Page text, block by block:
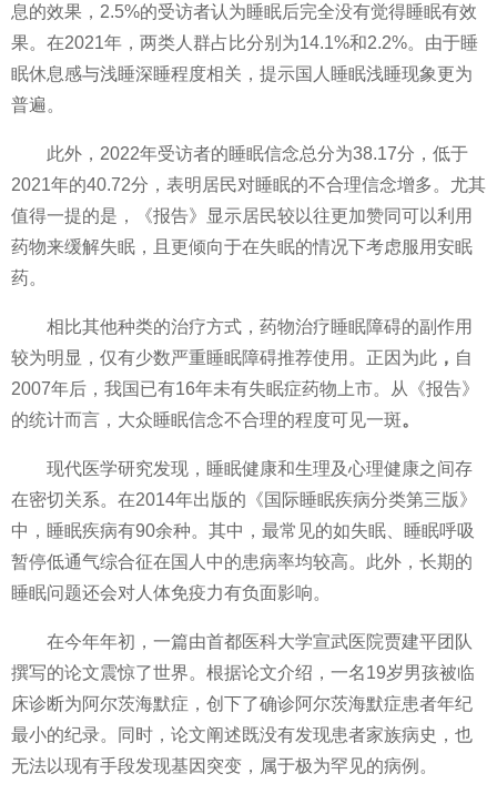
息的效果，2.5%的受访者认为睡眠后完全没有觉得睡眠有效
果。在2021年，两类人群占比分别为14.1%和2.2%。由于睡
眠休息感与浅睡深睡程度相关，提示国人睡眠浅睡现象更为
普遍。
此外，2022年受访者的睡眠信念总分为38.17分，低于
2021年的40.72分，表明居民对睡眠的不合理信念增多。尤其
值得一提的是，《报告》显示居民较以往更加赞同可以利用
药物来缓解失眠，且更倾向于在失眠的情况下考虑服用安眠
药。
相比其他种类的治疗方式，药物治疗睡眠障碍的副作用
较为明显，仅有少数严重睡眠障碍推荐使用。正因为此 ， 自
2007年后，我国已有16年未有失眠症药物上市。从《报告》
的统计而言，大众睡眠信念不合理的程度可见一斑。
现代医学研究发现，睡眠健康和生理及心理健康之间存
在密切关系。在2014年出版的《国际睡眠疾病分类第三版》
中，睡眠疾病有90余种。其中，最常见的如失眠、睡眠呼吸
暂停低通气综合征在国人中的患病率均较高。此外，长期的
睡眠问题还会对人体免疫力有负面影响。
在今年年初，一篇由首都医科大学宣武医院贾建平团队
撰写的论文震惊了世界。根据论文介绍，一名19岁男孩被临
床诊断为阿尔茨海默症，创下了确诊阿尔茨海默症患者年纪
最小的纪录。同时，论文阐述既没有发现患者家族病史，也
无法以现有手段发现基因突变，属于极为罕见的病例。